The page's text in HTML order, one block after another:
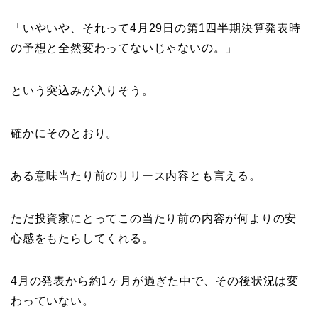
「いやいや、それって4月29日の第1四半期決算発表時
の予想と全然変わってないじゃないの。」
という突込みが入りそう。
確かにそのとおり。
ある意味当たり前のリリース内容とも言える。
ただ投資家にとってこの当たり前の内容が何よりの安
心感をもたらしてくれる。
4月の発表から約1ヶ月が過ぎた中で、その後状況は変
わっていない。